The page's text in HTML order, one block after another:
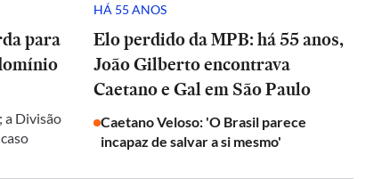
para
a Divisão
HÁ 55 ANOS
Elo perdido da MPB: há 55 anos,
João Gilberto encontrava
Caetano e Gal em São Paulo
Caetano Veloso: 'O Brasil parece
incapaz de salvar a si mesmo'